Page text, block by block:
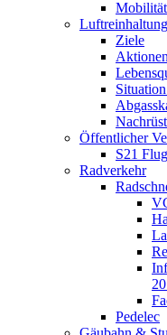
Luftreinhaltung
Ziele
Aktionen
Öffentlicher
S21
Radverkehr
Pedelec